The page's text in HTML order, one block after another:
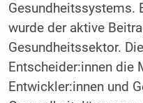
Gesundheitssystems.
wurde der aktive
Gesundheitssektor.
Entscheider:innen
Entwickler:innen und